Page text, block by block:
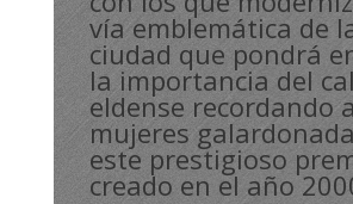
vía emblemática de
ciudad que pondrá
la importancia del
eldense recordando
mujeres
este prestigioso
creado en el año